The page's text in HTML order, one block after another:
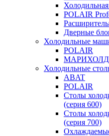
POLAIR
Дверные
Холодильные
POLAIR
Холодильные
ABAT
POLAIR
Столы
(серия 600)
Столы
(серия 700)